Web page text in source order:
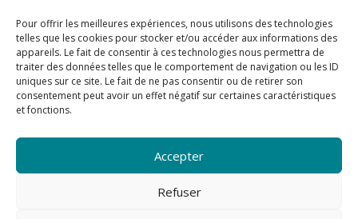
Pour offrir les meilleures expériences, nous utilisons des technologies
telles que les cookies pour stocker et/ou accéder aux informations des
appareils. Le fait de consentir à ces technologies nous permettra de
traiter des données telles que le comportement de navigation ou les ID
uniques sur ce site. Le fait de ne pas consentir ou de retirer son
consentement peut avoir un effet négatif sur certaines caractéristiques
et fonctions.
Accepter
Refuser
Auteurs/Autrices